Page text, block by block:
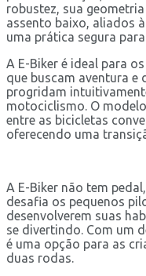
robustez, sua
assento baixo, aliados
uma prática segura
A E-Biker é ideal para
que buscam aventura e
progridam
motociclismo. O
entre as bicicletas
oferecendo uma
A E-Biker não tem
desafia os pequenos
desenvolverem suas
se divertindo. Com um
é uma opção para as
duas rodas.